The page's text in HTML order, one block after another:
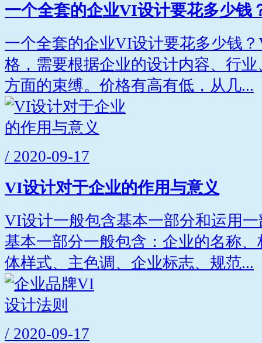
一个全套的企业VI设计要花多少钱
一个全套的企业VI设计要花多少钱
格，需要根据企业的设计内容、行
方面的束缚。价格有高有低，从几...
/ 2020-09-17
VI设计对于企业的作用与意义
VI设计一般包含基本一部分和运用
基本一部分一般包含：企业的名称
体样式、主色调、企业标志、规范...
/ 2020-09-17